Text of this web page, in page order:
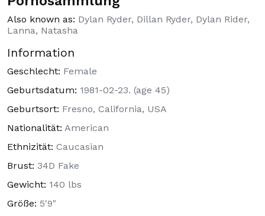
Also known as: Dylan Ryder, Dillan Ryder, Dylan Rider,
Lanna, Natasha
Information
Geschlecht: Female
Geburtsdatum: 1981-02-23. (age 45)
Geburtsort: Fresno, California, USA
Nationalität: American
Ethnizität: Caucasian
Brust: 34D Fake
Gewicht: 140 lbs
Größe: 5'9"